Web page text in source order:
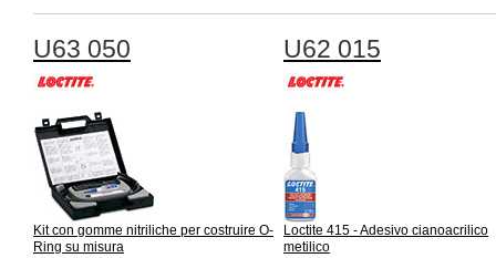
U63 050
Kit con gomme nitriliche per costruire O-
Ring su misura
U62 015
Loctite 415 - Adesivo cianoacrilico
metilico